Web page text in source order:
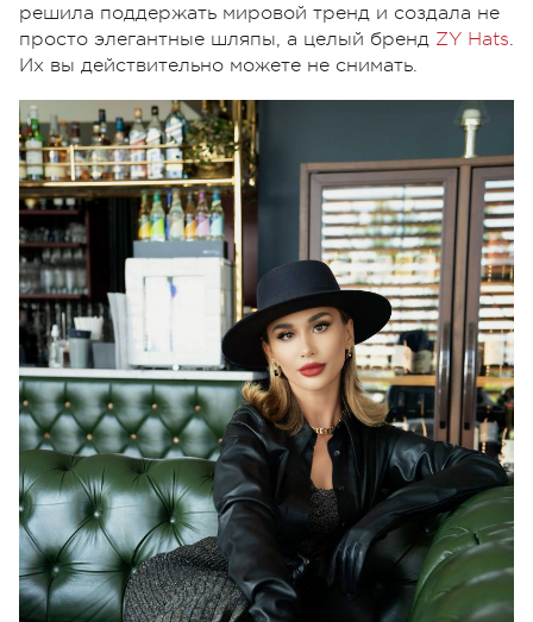
решила поддержать мировой тренд и создала не
просто элегантные шляпы, а целый бренд ZY Hats.
Их вы действительно можете не снимать.